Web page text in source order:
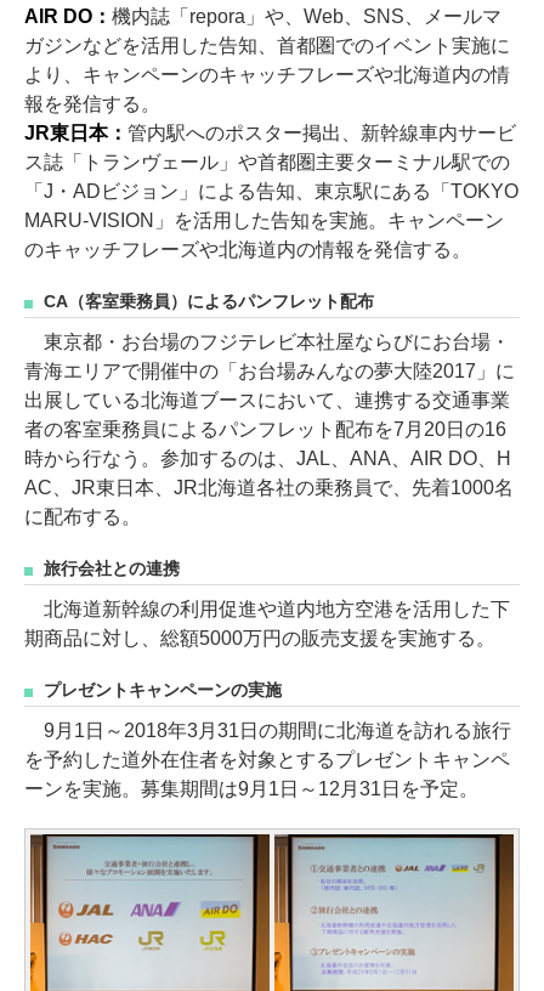
AIR DO： 機内誌「repora」や、Web、SNS、メールマ
ガジンなどを活用した告知、首都圏でのイベント実施に
より、キャンペーンのキャッチフレーズや北海道内の情
報を発信する。
JR東日本： 管内駅へのポスター掲出、新幹線車内サービ
ス誌「トランヴェール」や首都圏主要ターミナル駅での
「J・ADビジョン」による告知、東京駅にある「TOKYO
MARU-VISION」を活用した告知を実施。キャンペーン
のキャッチフレーズや北海道内の情報を発信する。
CA（客室乗務員）によるパンフレット配布
東京都・お台場のフジテレビ本社屋ならびにお台場・
青海エリアで開催中の「お台場みんなの夢大陸2017」に
出展している北海道ブースにおいて、連携する交通事業
者の客室乗務員によるパンフレット配布を7月20日の16
時から行なう。参加するのは、JAL、ANA、AIR DO、H
AC、JR東日本、JR北海道各社の乗務員で、先着1000名
に配布する。
旅行会社との連携
北海道新幹線の利用促進や道内地方空港を活用した下
期商品に対し、総額5000万円の販売支援を実施する。
プレゼントキャンペーンの実施
9月1日～2018年3月31日の期間に北海道を訪れる旅行
を予約した道外在住者を対象とするプレゼントキャンペ
ーンを実施。募集期間は9月1日～12月31日を予定。